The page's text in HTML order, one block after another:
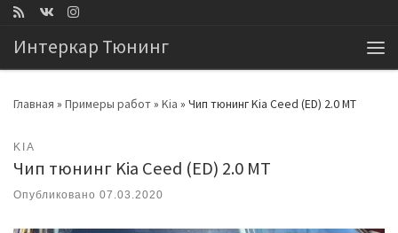
Интеркар Тюнинг
Главная » Примеры работ» Kia » Чип тюнинг Kia Ceed (ED) 2.0 MT
KIA
Чип тюнинг Kia Ceed (ED) 2.0 MT
Опубликовано 07.03.2020